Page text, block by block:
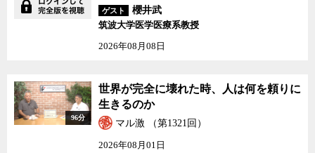
ゲスト
櫻井武
筑波大学医学医療系教授
2026年08月08日
96分
世界が完全に壊れた時、人は何を頼りに
生きるのか
マル激 （第1321回）
2026年08月01日